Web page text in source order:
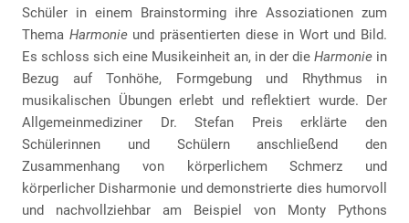
Schüler in einem Brainstorming ihre Assoziationen zum
Thema Harmonieund präsentierten diese in Wort und Bild.
Es schloss sich eine Musikeinheit an, in der die Harmonie in
Bezug auf Tonhöhe, Formgebung und Rhythmus in
musikalischen Übungen erlebt und reflektiert wurde. Der
Allgemeinmediziner Dr. Stefan Preis erklärte den
Schülerinnen und Schülern anschließend den
Zusammenhang von körperlichem Schmerz und
körperlicher Disharmonie und demonstrierte dies humorvoll
und nachvollziehbar am Beispiel von Monty Pythons